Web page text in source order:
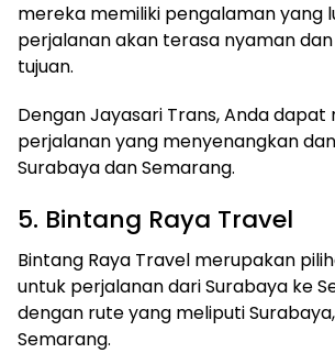
mereka memiliki pengalaman yang
perjalanan akan terasa nyaman
tujuan.
Dengan Jayasari Trans, Anda
perjalanan yang menyenangkan
Surabaya dan Semarang.
5. Bintang Raya Travel
Bintang Raya Travel merupakan
untuk perjalanan dari Surabaya ke
dengan rute yang meliputi
Semarang.